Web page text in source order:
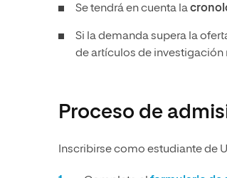
Se tendrá en cuenta la
Si la demanda supera la
de artículos de
Proceso de
Inscribirse como estudiante de